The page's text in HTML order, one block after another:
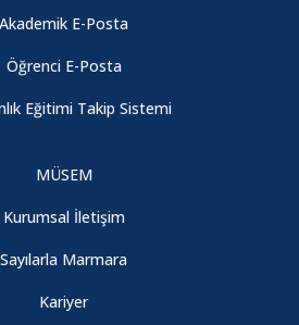
Akademik E-Posta
Öğrenci E-Posta
Eğitimi Takip Sistemi
MÜSEM
Kurumsal İletişim
Sayılarla Marmara
Kariyer